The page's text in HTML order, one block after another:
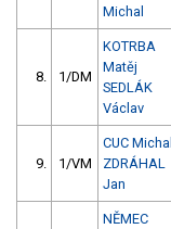
Michal
8. 1/DM
KOTRBA
Matěj
SEDLÁK
Václav
9. 1/VM
CUC Michal
ZDRÁHAL
Jan
NĚMEC